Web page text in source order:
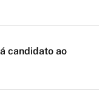
candidato ao